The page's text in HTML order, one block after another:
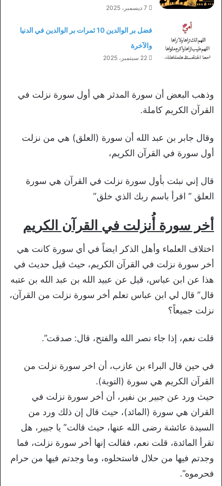
7 ديسمبر، 2025
فضل بر الوالدين 10 ثمرات بر الوالدين في الدنيا
والآخرة
22 سبتمبر، 2025
وذهب البعض أن سورة المدثر هي أول سورة نزلت في
القرآن الكريم كاملة.
وقال جابر بن عبد الله أن سورة (العلق) هي من نزلت
أول سورة في القرآن الكريم،
قال إني نبئت بأول سورة نزلت في القرآن هي سورة
العلق ” اقرأ باسم ربك الذي خلق”
أخر سورة أُنزلت في القرآن الكريم
اختلاف العلماء وأهل الذكر ايضاً في أي سورة كانت هي
أخر سورة نزلت في القرآن الكريم، حيث قيل حديث في
هذا عن ابن عباس، قيل عن عبيد الله بن عبد الله بن عتبه
قال” قال لي ابن عباس تعلم أخر سورة نزلت من القرآن،
نزلت جميعاً؟
قلت نعم، إذا جاء نصر الله والفتح، قال: صدقت”.
في حين قال البراء بن عازب، أن اخر سورة نزلت من
القرآن الكريم هي سورة (التوبة).
حيث ورد عن جبير بن نفير، أن أخر سورة نزلت في
القران هي سورة (المائد)، حيث قال إن ذلك ورد من
السيدة عائشة رضى الله عنها، حيث قالت” يا جبير، هل
تقرأ المائدة، قلت نعم، فقالت إنها أخر سورة نزلت، فما
وجدتم فيها من حلال فاستحلوه، وما وجدتم فيها من حرام
فحرموه”.